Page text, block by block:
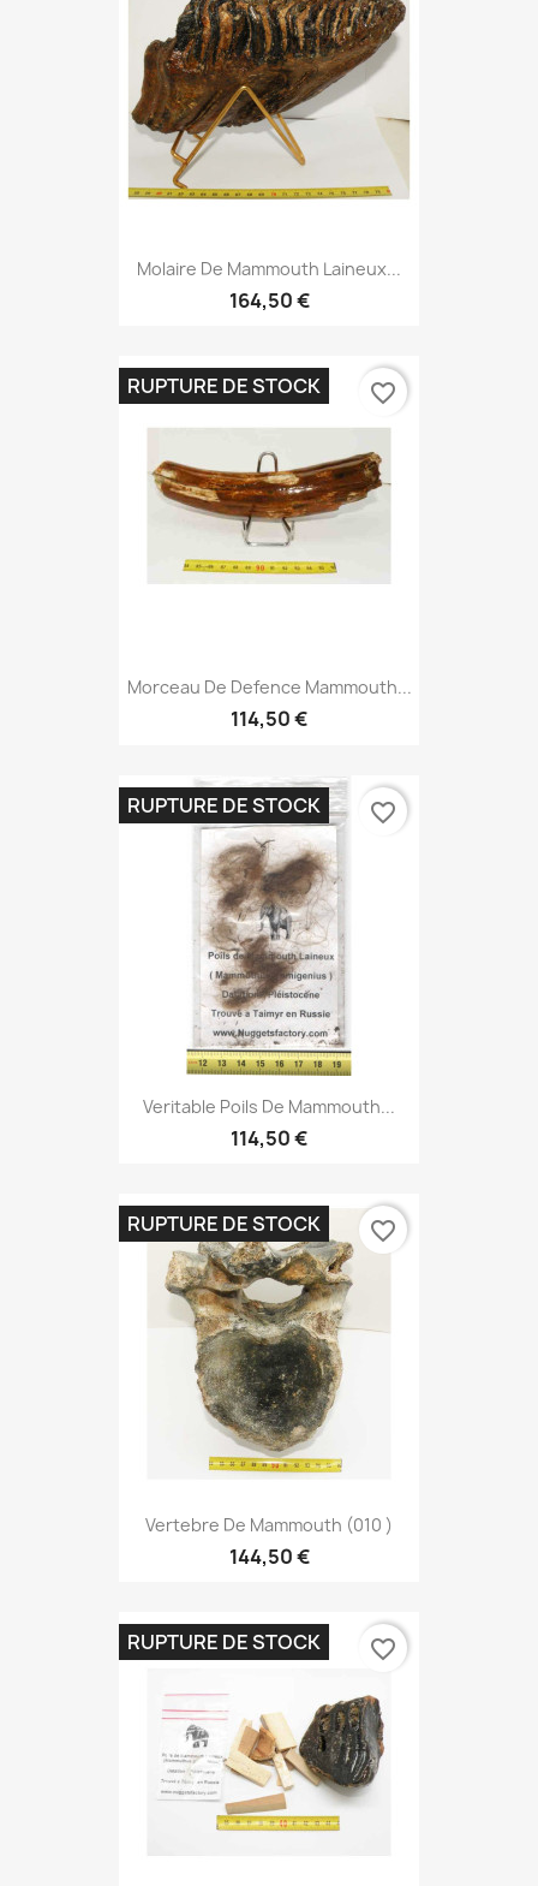
Molaire De Mammouth Laineux...
164,50 €
Morceau De Defence Mammouth...
114,50 €
RUPTURE DE STOCK favorite_border
Veritable Poils De Mammouth...
114,50 €
RUPTURE DE STOCK favorite_border
Vertebre De Mammouth (010 )
144,50 €
RUPTURE DE STOCK favorite_border
RUPTURE DE STOCK favorite_border